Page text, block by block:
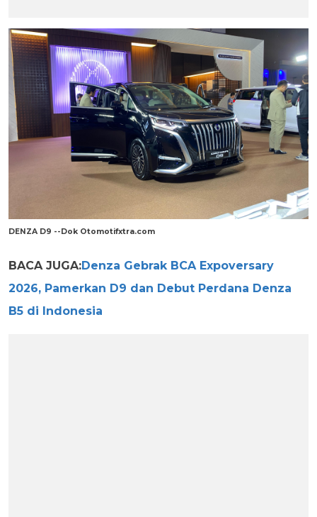
DENZA D9 --Dok Otomotifxtra.com
BACA JUGA:Denza Gebrak BCA Expoversary
2026, Pamerkan D9 dan Debut Perdana Denza
B5 di Indonesia